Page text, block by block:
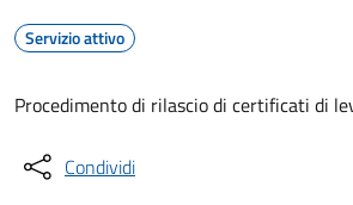
Servizio attivo
Procedimento di rilascio di certificati di
Condividi